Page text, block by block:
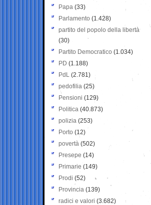
Papa (33)
Parlamento (1.428)
partito del popolo della libertà
(30)
Partito Democratico (1.034)
PD (1.188)
PdL (2.781)
pedofilia (25)
Pensioni (129)
Politica (40.873)
polizia (253)
Porto (12)
povertà (502)
Presepe (14)
Primarie (149)
Prodi (52)
Provincia (139)
radici e valori (3.682)